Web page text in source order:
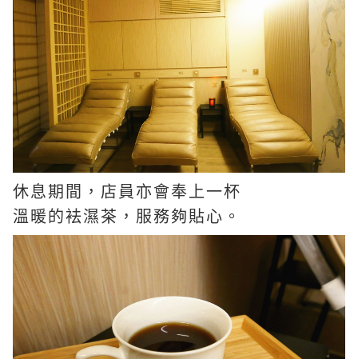
休息期間，店員亦會奉上一杯
溫暖的袪濕茶，服務夠貼心。